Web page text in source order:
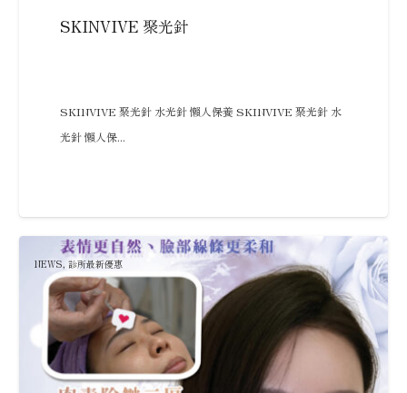
SKINVIVE 聚光針
SKINVIVE 聚光針 水光針 懶人保養 SKINVIVE 聚光針 水
光針 懶人保...
NEWS, 診所最新優惠